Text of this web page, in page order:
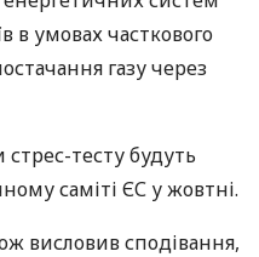
в умовах часткового
газу через
тесту будуть
саміті ЄС у жовтні.
висловив сподівання,